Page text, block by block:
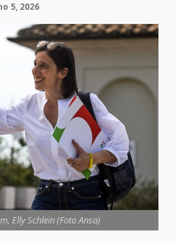
5, 2026
Elly Schlein (Foto Ansa)